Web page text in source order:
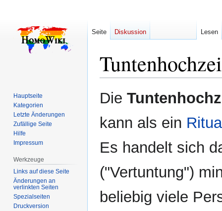
Zur
Navigation
Zur
Suche
Die
kann als ein
Es handelt sich
("Vertuntung")
beliebig viele
Seite Diskussion Lesen
Hauptseite
Kategorien
Letzte Änderungen
Zufällige Seite
Hilfe
Impressum
Werkzeuge
Links auf diese Seite
Änderungen an
verlinkten Seiten
Spezialseiten
Druckversion